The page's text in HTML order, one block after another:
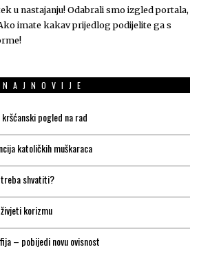
u nastajanju! Odabrali smo izgled portala,
imate kakav prijedlog podijelite ga s
NAJNOVIJE
pogled na rad
katoličkih muškaraca
shvatiti?
korizmu
– pobijedi novu ovisnost